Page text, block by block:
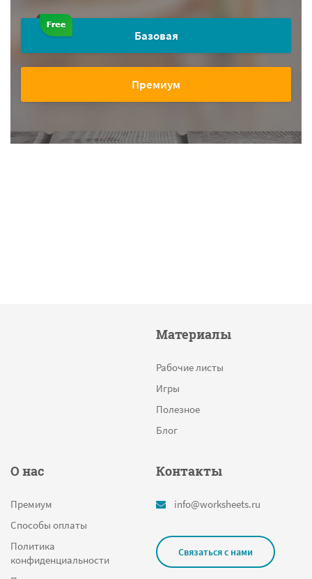
Базовая
Премиум
Материалы
Рабочие листы
Игры
Полезное
Блог
О нас
Премиум
Способы оплаты
Политика
конфиденциальности
Контакты
info@worksheets.ru
Связаться с нами